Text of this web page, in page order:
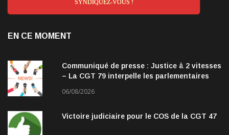
SYNDIQUEZ-VOUS !
EN CE MOMENT
Communiqué de presse : Justice à 2 vitesses
– La CGT 79 interpelle les parlementaires
06/08/2026
Victoire judiciaire pour le COS de la CGT 47